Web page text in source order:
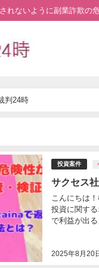
れないように副業詐欺の
判24時
投資案件
サクセス
2025年8月20
こんにちは
投資に関す
で利益が出る